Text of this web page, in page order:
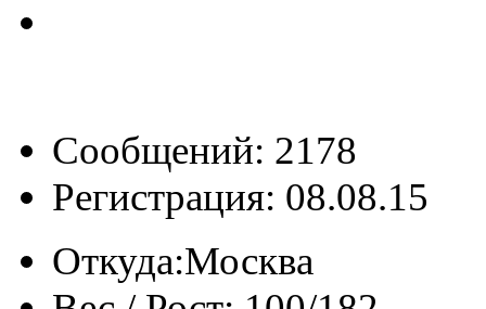
Сообщений: 2178
Регистрация: 08.08.15
Откуда:Москва